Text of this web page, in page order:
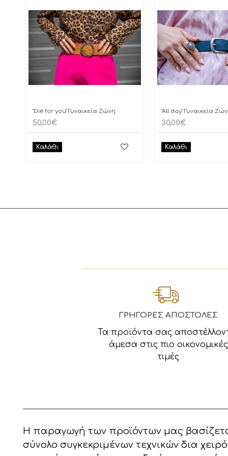
"Die for you" Γυναικεία Ζώνη
50,00€
Καλάθι
"All day" Γυναικεία
30,00€
Καλάθι
ΓΡΗΓΟΡΕΣ ΑΠΟΣΤΟΛΕΣ
Τα προϊόντα σας
άμεσα στις πιο οικονομικές
τιμές
Η παραγωγή των προϊόντων μας
σύνολο συγκεκριμένων τεχνικών δια